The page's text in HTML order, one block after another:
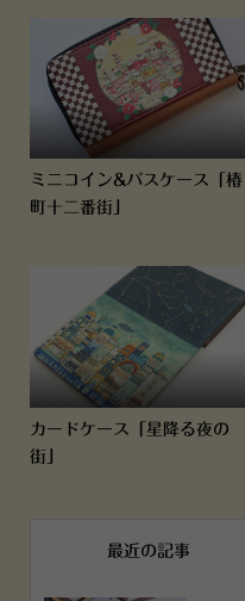
ミニコイン&パスケース「椿
町十二番街」
カードケース「星降る夜の
街」
最近の記事